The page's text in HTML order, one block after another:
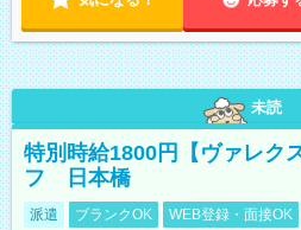
未読
特別時給1800円【ヴァレク
フ 日本橋
派遣 ブランクOK WEB登録・面接OK